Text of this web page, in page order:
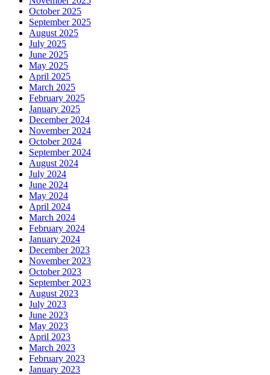
October 2025
September 2025
August 2025
July 2025
June 2025
May 2025
April 2025
March 2025
February 2025
January 2025
December 2024
November 2024
October 2024
September 2024
August 2024
July 2024
June 2024
May 2024
April 2024
March 2024
February 2024
January 2024
December 2023
November 2023
October 2023
September 2023
August 2023
July 2023
June 2023
May 2023
April 2023
March 2023
February 2023
January 2023